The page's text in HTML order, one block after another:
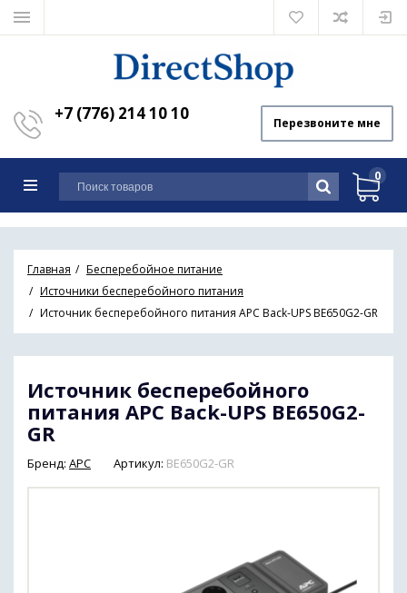
+7 (776) 214 10 10 Перезвоните мне
0
Главная
Бесперебойное питание
Источники бесперебойного питания
Источник бесперебойного питания APC Back-UPS BE650G2-GR
Источник бесперебойного
питания APC Back-UPS BE650G2-
GR
Бренд: APC Артикул: BE650G2-GR